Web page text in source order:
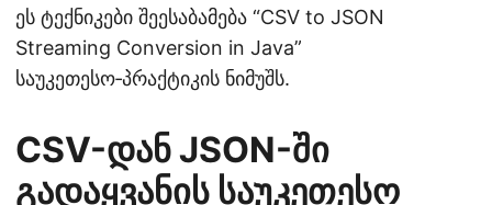
ეს ტექნიკები შეესაბამება “CSV to JSON
Streaming Conversion in Java”
საუკეთესო‑პრაქტიკის ნიმუშს.
CSV-დან JSON-ში
გადაყვანის საუკეთესო